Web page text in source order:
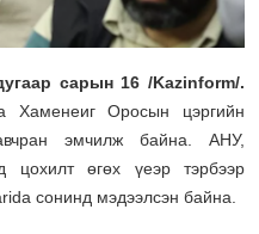
сарын 16 /Kazinform/.
Хаменеиг Оросын цэргийн
эмчилж байна. АНУ,
цохилт өгөх үеэр тэрбээр
сонинд мэдээлсэн байна.